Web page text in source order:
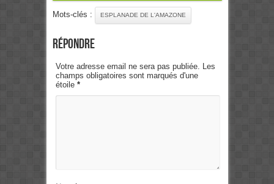
Mots-clés : ESPLANADE DE L'AMAZONE
Répondre
Votre adresse email ne sera pas publiée. Les
champs obligatoires sont marqués d'une
étoile *